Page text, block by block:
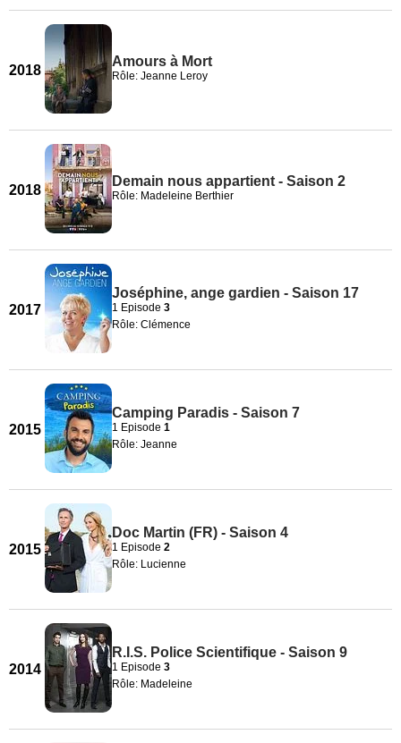
2018
Amours à Mort
Rôle: Jeanne Leroy
2018
Demain nous appartient - Saison 2
Rôle: Madeleine Berthier
2017
Joséphine, ange gardien - Saison 17
1 Episode 3
Rôle: Clémence
2015
Camping Paradis - Saison 7
1 Episode 1
Rôle: Jeanne
2015
Doc Martin (FR) - Saison 4
1 Episode 2
Rôle: Lucienne
2014
R.I.S. Police Scientifique - Saison 9
1 Episode 3
Rôle: Madeleine